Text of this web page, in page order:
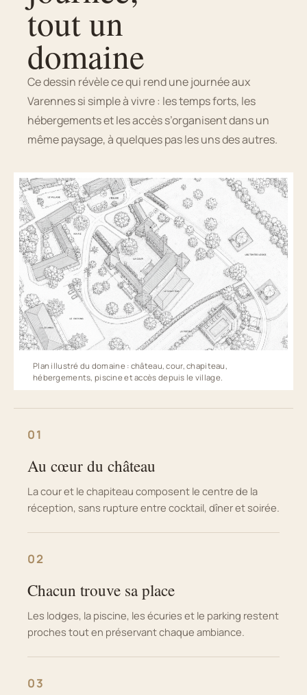
tout un
domaine
Ce dessin révèle ce qui rend une journée aux
Varennes si simple à vivre : les temps forts, les
hébergements et les accès s’organisent dans un
même paysage, à quelques pas les uns des autres.
Plan illustré du domaine : château, cour, chapiteau,
hébergements, piscine et accès depuis le village.
01
Au cœur du château
La cour et le chapiteau composent le centre de la
réception, sans rupture entre cocktail, dîner et soirée.
02
Chacun trouve sa place
Les lodges, la piscine, les écuries et le parking restent
proches tout en préservant chaque ambiance.
03